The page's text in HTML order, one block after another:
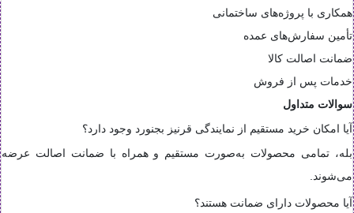
همکاری با پروژه‌های ساختمانی
تأمین سفارش‌های عمده
ضمانت اصالت کالا
خدمات پس از فروش
سوالات متداول
آیا امکان خرید مستقیم از نمایندگی قرنیز بجنورد وجود دارد؟
بله، تمامی محصولات به‌صورت مستقیم و همراه با ضمانت اصالت عرضه
می‌شوند.
آیا محصولات دارای ضمانت هستند؟